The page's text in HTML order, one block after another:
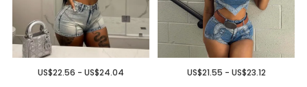
US$22.56 - US$24.04 US$21.55 - US$23.12